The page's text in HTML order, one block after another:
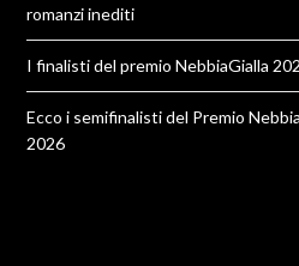
romanzi inediti
I finalisti del premio NebbiaGialla
Ecco i semifinalisti del Premio
2026